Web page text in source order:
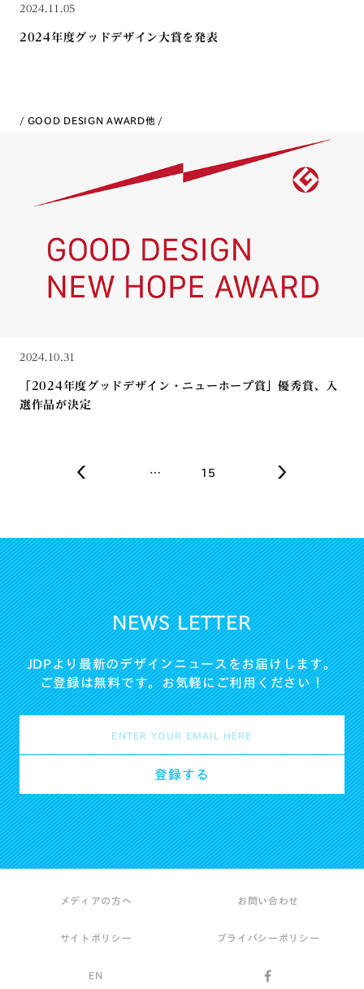
2024.11.05
2024年度グッドデザイン⼤賞を発表
GOOD DESIGN AWARD他
2024.10.31
「2024年度グッドデザイン・ニューホープ賞」優秀賞、入
選作品が決定
… 15
NEWS LETTER
JDPより最新のデザインニュースをお届けします。
ご登録は無料です。お気軽にご利用ください！
メディアの方へ お問い合わせ
サイトポリシー プライバシーポリシー
EN